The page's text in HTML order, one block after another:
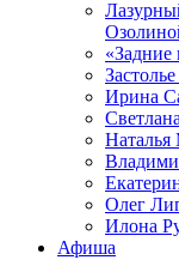
Ирина
Олег
Илона
Афиша